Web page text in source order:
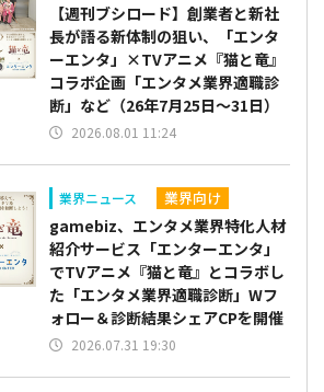
【週刊ブシロード】創業者と新社
長が語る新体制の狙い、「エンタ
ーエンタ」×TVアニメ『猫と竜』
コラボ企画「エンタメ業界適職診
断」など（26年7月25日～31日）
2026.08.01 11:24
業界ニュース 業界向け
gamebiz、エンタメ業界特化人材
紹介サービス「エンターエンタ」
でTVアニメ『猫と竜』とコラボし
た「エンタメ業界適職診断」Wフ
ォロー＆診断結果シェアCPを開催
2026.07.31 19:30